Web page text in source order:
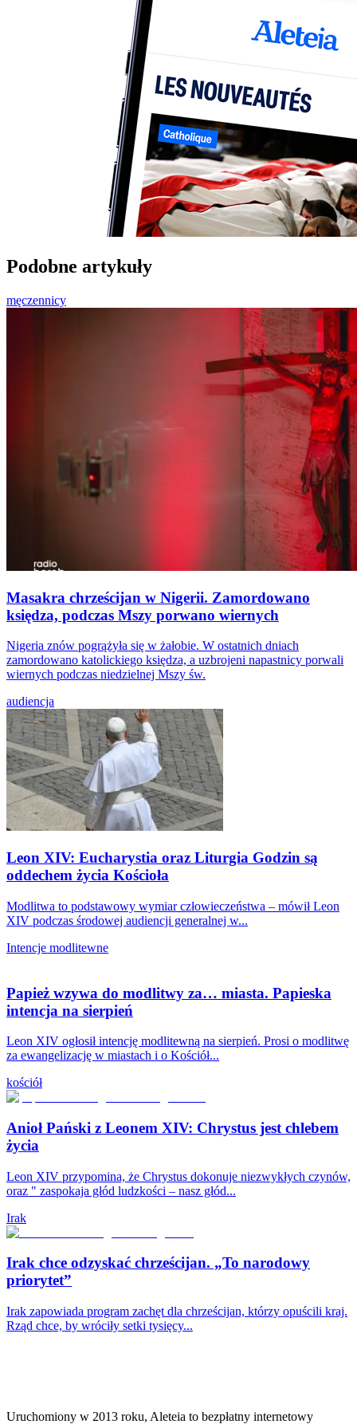
Podobne artykuły
męczennicy
Masakra chrześcijan w Nigerii. Zamordowano
księdza, podczas Mszy porwano wiernych
Nigeria znów pogrążyła się w żałobie. W ostatnich dniach
zamordowano katolickiego księdza, a uzbrojeni napastnicy porwali
wiernych podczas niedzielnej Mszy św.
audiencja
Leon XIV: Eucharystia oraz Liturgia Godzin są
oddechem życia Kościoła
Modlitwa to podstawowy wymiar człowieczeństwa – mówił Leon
XIV podczas środowej audiencji generalnej w...
Intencje modlitewne
Papież wzywa do modlitwy za… miasta. Papieska
intencja na sierpień
Leon XIV ogłosił intencję modlitewną na sierpień. Prosi o modlitwę
za ewangelizację w miastach i o Kościół...
kościół
Anioł Pański z Leonem XIV: Chrystus jest chlebem
życia
Leon XIV przypomina, że Chrystus dokonuje niezwykłych czynów,
oraz " zaspokaja głód ludzkości – nasz głód...
Irak
Irak chce odzyskać chrześcijan. „To narodowy
priorytet”
Irak zapowiada program zachęt dla chrześcijan, którzy opuścili kraj.
Rząd chce, by wróciły setki tysięcy...
Uruchomiony w 2013 roku, Aleteia to bezpłatny internetowy